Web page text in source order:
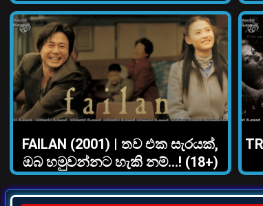
FAILAN (2001) | තව එක සැරයක්,
ඔබ හමුවන්නට හැකි නම්…! (18+)